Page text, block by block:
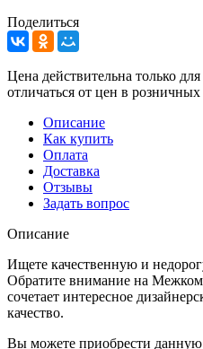
Поделиться
Цена действительна только
отличаться от цен в
Описание
Как купить
Оплата
Доставка
Отзывы
Задать вопрос
Описание
Ищете качественную и
Обратите внимание на
сочетает интересное
качество.
Вы можете приобрести данную